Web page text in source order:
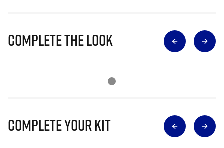
Complete The Look
Complete Your Kit